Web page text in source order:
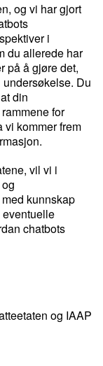
og vi har gjort
i
du allerede har
på å gjøre det,
Du
din
for
vi kommer frem
vil vi i
kunnskap
chatbots
og IAAP